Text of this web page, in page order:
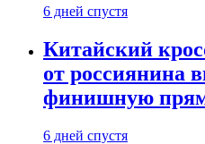
6 дней спустя
Китайский
от россиянина
финишную
6 дней спустя